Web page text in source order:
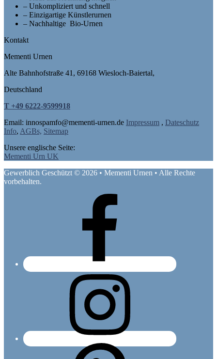
– Unkompliziert und schnell
– Einzigartige Künstlerurnen
– Nachhaltige Bio-Urnen
Kontakt
Mementi Urnen
Alte Bahnhofstraße 41, 69168 Wiesloch-Baiertal,
Deutschland
T +49 6222-9599918
Email: innospamfo@mementi-urnen.de Impressum , Dateschutz
Info, AGBs, Sitemap
Unsere englische Seite:
Mementi Urn UK
Gewerblich Geschützt © 2026 • Mementi Urnen • Alle Rechte
vorbehalten.